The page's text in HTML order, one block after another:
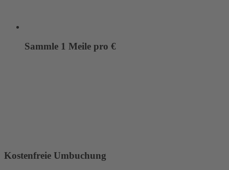
Sammle 1 Meile pro €
Kostenfreie Umbuchung